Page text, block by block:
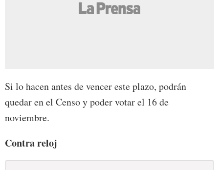
Si lo hacen antes de vencer este plazo, podrán
quedar en el Censo y poder votar el 16 de
noviembre.
Contra reloj